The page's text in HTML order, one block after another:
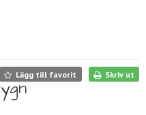
Lägg till favorit Skriv ut